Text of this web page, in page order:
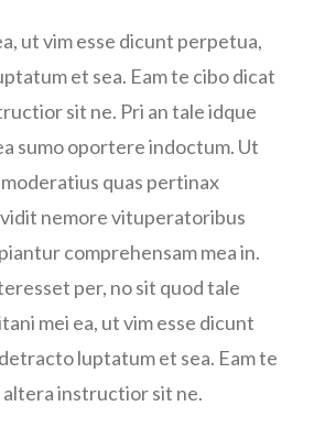
ut vim esse dicunt perpetua,
et sea. Eam te cibo dicat
sit ne. Pri an tale idque
sumo oportere indoctum. Ut
quas pertinax
nemore vituperatoribus
comprehensam mea in.
per, no sit quod tale
mei ea, ut vim esse dicunt
luptatum et sea. Eam te
altera instructior sit ne.